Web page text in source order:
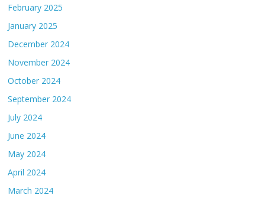
February 2025
January 2025
December 2024
November 2024
October 2024
September 2024
July 2024
June 2024
May 2024
April 2024
March 2024